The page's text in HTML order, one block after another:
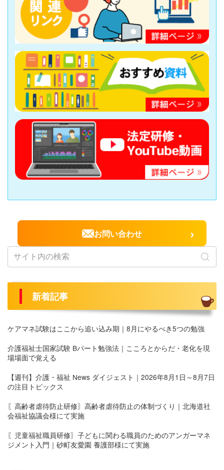
お問い合わせ ›
新着記事
ケアマネ試験はここから追い込み期｜8月にやるべき5つの勉強
介護福祉士国家試験 Bパート勉強法｜こころとからだ・老化を現
場場面で覚える
【週刊】介護・福祉 News ダイジェスト｜2026年8月1日～8月7日
の注目トピックス
〖高齢者虐待防止研修〗高齢者虐待防止の体制づくり｜北海道社
会福祉協議会様にて実施
〖児童福祉職員研修〗子どもに関わる職員のためのアンガーマネ
ジメント入門｜砂町友愛園 養護部様にて実施